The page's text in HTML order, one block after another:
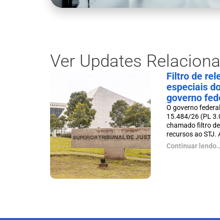
Ver Updates
Filtro de
especiais
governo
O governo
15.484/26 (PL
chamado filtro
recursos ao STJ.
Continuar